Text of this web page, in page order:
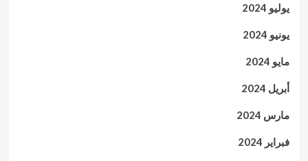
يوليو 2024
يونيو 2024
مايو 2024
أبريل 2024
مارس 2024
فبراير 2024